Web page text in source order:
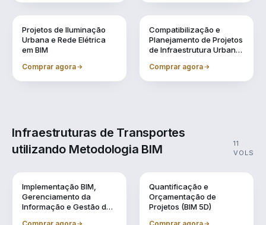
Projetos de Iluminação
Urbana e Rede Elétrica
em BIM
Comprar agora
Compatibilização e
Planejamento de Projetos
de Infraestrutura Urbana
Comprar agora
Infraestruturas de Transportes
utilizando Metodologia BIM
11
VOLS
Implementação BIM,
Gerenciamento da
Informação e Gestão de
Quantificação e
Orçamentação de
Projetos (BIM 5D)